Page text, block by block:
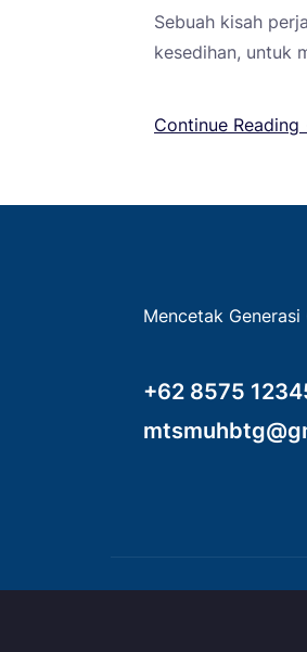
Sebuah kisah
kesedihan, untuk
Continue
Mencetak Generasi
+62 8575